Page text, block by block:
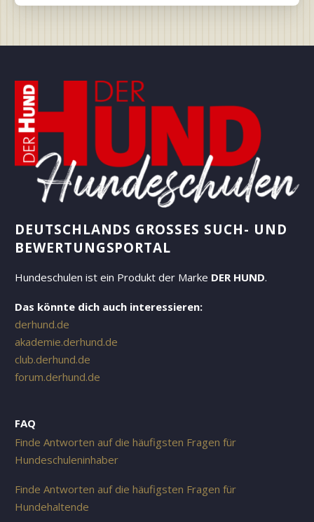
DEUTSCHLANDS GROSSES SUCH- UND B
EWERTUNGSPORTAL
Hundeschulen ist ein Produkt der Marke DER HUND.
Das könnte dich auch interessieren:
derhund.de
akademie.derhund.de
club.derhund.de
forum.derhund.de
FAQ
Finde Antworten auf die häufigsten Fragen für
Hundeschuleninhaber
Finde Antworten auf die häufigsten Fragen für
Hundehaltende